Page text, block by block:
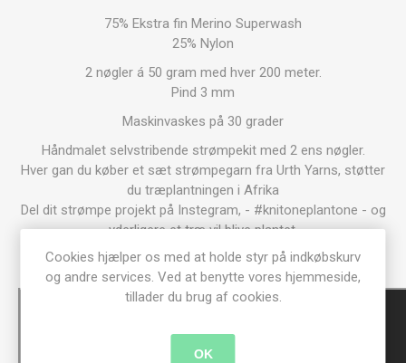
75% Ekstra fin Merino Superwash
25% Nylon
2 nøgler á 50 gram med hver 200 meter.
Pind 3 mm
Maskinvaskes på 30 grader
Håndmalet selvstribende strømpekit med 2 ens nøgler.
Hver gan du køber et sæt strømpegarn fra Urth Yarns, støtter
du træplantningen i Afrika
Del dit strømpe projekt på Instegram, - #knitoneplantone - og
yderligere et træ vil blive plantet.
>> Knit one - Plant one <<
Cookies hjælper os med at holde styr på indkøbskurv
og andre services. Ved at benytte vores hjemmeside,
tillader du brug af cookies.
OK